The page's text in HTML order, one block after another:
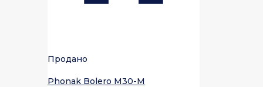
Продано
Phonak Bolero M30-M